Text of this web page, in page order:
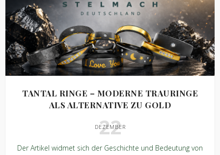
TANTAL RINGE – MODERNE TRAURINGE
ALS ALTERNATIVE ZU GOLD
22
DEZEMBER
Der Artikel widmet sich der Geschichte und Bedeutung von